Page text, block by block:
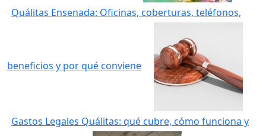
Quálitas Ensenada: Oficinas, coberturas, teléfonos,
beneficios y por qué conviene
Gastos Legales Quálitas: qué cubre, cómo funciona y